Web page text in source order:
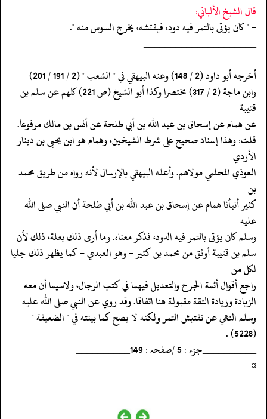
قال الشيخ الألباني:
- " كان يؤتى بالتمر فيه دود، فيفتشه، يخرج السوس منه ".
‏‏‏‏_____________________
‏‏‏‏أخرجه أبو داود (2 / 148) وعنه البيهقي في " الشعب " (2 / 191 / 201)
‏‏‏‏وابن ماجة (2 / 317) مختصرا وكذا أبو الشيخ (ص 221) كلهم عن سلم بن
قتيبة
‏‏‏‏عن همام عن إسحاق بن عبد الله بن أبي طلحة عن أنس بن مالك مرفوعا.
‏‏‏‏قلت: وهذا إسناد صحيح على شرط الشيخين، وهمام هو ابن يحيى بن دينار
الأزدي
‏‏‏‏العوذي المحلمي مولاهم. وأعله البيهقي بالإرسال لأنه رواه من طريق محمد
بن
‏‏‏‏كثير أنبأنا همام عن إسحاق بن عبد الله بن أبي طلحة أن النبي صلى الله
عليه
‏‏‏‏وسلم كان يؤتى بالتمر فيه الدود، فذكر معناه. وما أرى ذلك بعلة، ذلك لأن
‏‏‏‏سلم بن قتيبة أوثق من محمد بن كثير - وهو العبدي - كما يظهر ذلك جليا
لكل من
‏‏‏‏راجع أقوال أئمة الجرح والتعديل فيهما في كتب الرجال، ولاسيما أن معه
‏‏‏‏الزيادة وزيادة الثقة مقبولة هنا اتفاقا. وقد روي عن النبي صلى الله عليه
‏‏‏‏وسلم النهي عن تفتيش التمر ولكنه لا يصح كما بينته في " الضعيفة "
(5228) .
‏‏‏‏__________جزء : 5 /صفحہ : 149__________
‏‏‏‏¤